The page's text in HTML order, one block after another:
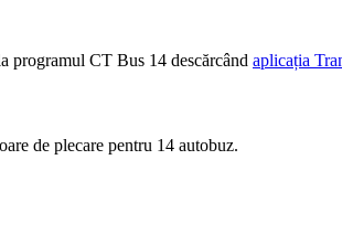
programul CT Bus 14 descărcând aplicația
de plecare pentru 14 autobuz.